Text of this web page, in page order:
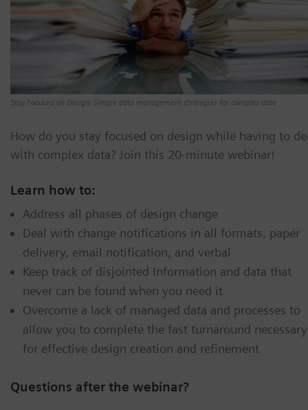
Stay Focused on Design: Simple data management strategies for complex data
How do you stay focused on design while having to
with complex data? Join this 20-minute webinar!
Learn how to:
Address all phases of design change
Deal with change notifications in all formats, paper
delivery, email notification, and verbal
Keep track of disjointed Information and data that
never can be found when you need it
Overcome a lack of managed data and processes to
allow you to complete the fast turnaround necessary
for effective design creation and refinement
Questions after the webinar?